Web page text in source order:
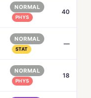
NORMAL
PHYS
40
NORMAL
STAT
—
NORMAL
PHYS
18